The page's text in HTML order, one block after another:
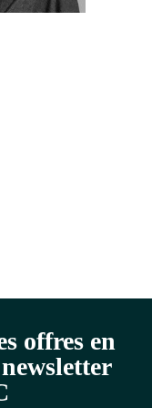
offres en